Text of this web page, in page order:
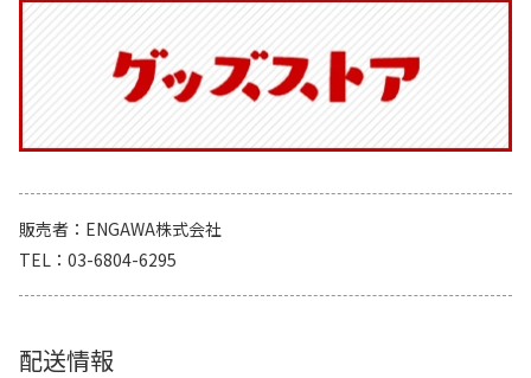
販売者
ENGAWA株式会社
TEL
03-6804-6295
配送情報